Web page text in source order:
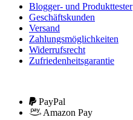
Blogger- und Produkttester
Geschäftskunden
Versand
Zahlungsmöglichkeiten
Widerrufsrecht
Zufriedenheitsgarantie
PayPal
Amazon Pay